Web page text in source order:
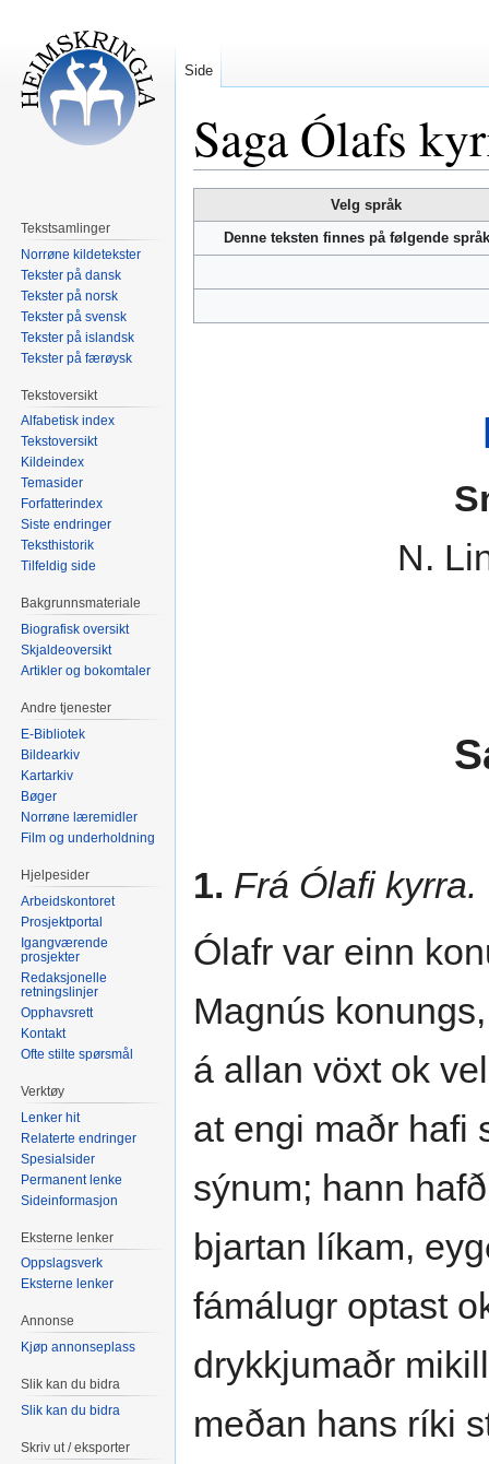
Saga Ólafs
til
navigering
til
Velg språk
Denne teksten finnes på følgende
N.
1. Frá Ólafi kyrra.
Ólafr var einn
Magnús
á allan vöxt ok
at engi maðr hafi
sýnum; hann
bjartan líkam,
fámálugr optast
drykkjumaðr
meðan hans ríki
Side
Tekstsamlinger
Norrøne kildetekster
Tekster på dansk
Tekster på norsk
Tekster på svensk
Tekster på islandsk
Tekster på færøysk
Tekstoversikt
Alfabetisk index
Tekstoversikt
Kildeindex
Temasider
Forfatterindex
Siste endringer
Teksthistorik
Tilfeldig side
Bakgrunnsmateriale
Biografisk oversikt
Skjaldeoversikt
Artikler og bokomtaler
Andre tjenester
E-Bibliotek
Bildearkiv
Kartarkiv
Bøger
Norrøne læremidler
Film og underholdning
Hjelpesider
Arbeidskontoret
Prosjektportal
Igangværende
prosjekter
Redaksjonelle
retningslinjer
Opphavsrett
Kontakt
Ofte stilte spørsmål
Verktøy
Lenker hit
Relaterte endringer
Spesialsider
Permanent lenke
Sideinformasjon
Eksterne lenker
Oppslagsverk
Eksterne lenker
Annonse
Kjøp annonseplass
Slik kan du bidra
Slik kan du bidra
Skriv ut / eksporter